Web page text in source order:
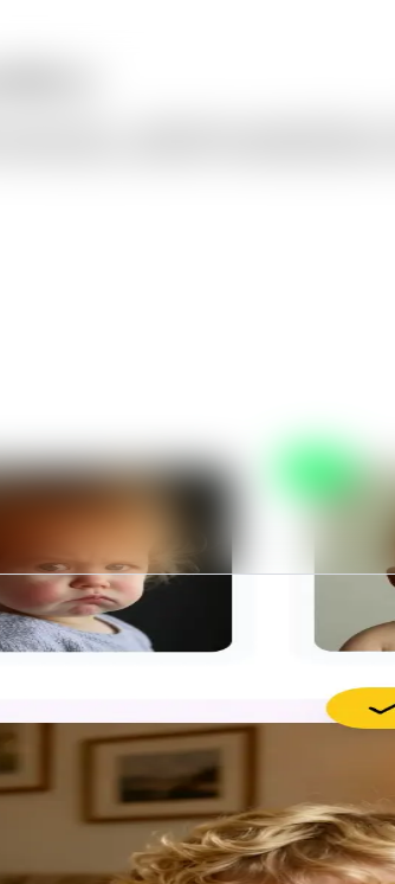
sollen — Pärchenfotos zusammenführen,
und natürlicher Überblendung nahtlos